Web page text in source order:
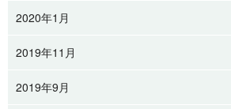
2020年1月
2019年11月
2019年9月